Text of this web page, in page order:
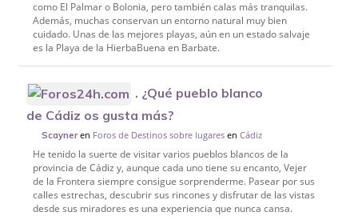
como El Palmar o Bolonia, pero también calas más tranquilas.
Además, muchas conservan un entorno natural muy bien
cuidado. Unas de las mejores playas, aún en un estado salvaje
es la Playa de la HierbaBuena en Barbate.
. ¿Qué pueblo blanco
de Cádiz os gusta más?
Scayneren Foros de Destinos sobre lugares enCádiz
He tenido la suerte de visitar varios pueblos blancos de la
provincia de Cádiz y, aunque cada uno tiene su encanto, Vejer
de la Frontera siempre consigue sorprenderme. Pasear por sus
calles estrechas, descubrir sus rincones y disfrutar de las vistas
desde sus miradores es una experiencia que nunca cansa.